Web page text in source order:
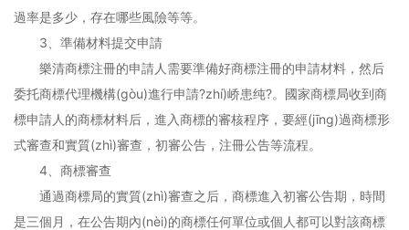
過率是多少，存在哪些風險等等。
3、準備材料提交申請
樂清商標注冊的申請人需要準備好商標注冊的申請材料，然后
委托商標代理機構(gòu)進行申請?zhí)峤患纯?。國家商標局收到商
標申請人的商標材料后，進入商標的審核程序，要經(jīng)過商標形
式審查和實質(zhì)審查，初審公告，注冊公告等流程。
4、商標審查
通過商標局的實質(zhì)審查之后，商標進入初審公告期，時間
是三個月，在公告期內(nèi)的商標任何單位或個人都可以對該商標